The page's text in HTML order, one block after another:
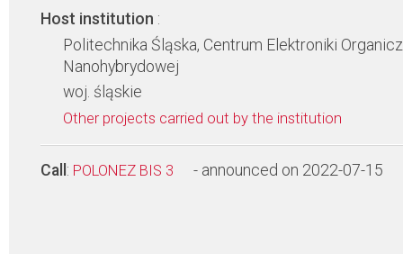
Host institution :
Politechnika Śląska, Centrum Elektroniki
Nanohybrydowej
woj. śląskie
Other projects carried out by the institution
Call : POLONEZ BIS 3 - announced on 2022-07-15